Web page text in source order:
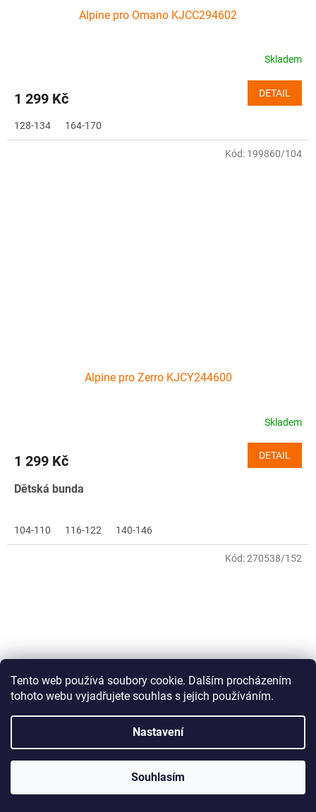
Tento web používá soubory cookie. Dalším procházením
tohoto webu vyjadřujete souhlas s jejich používáním.
Nastavení
Souhlasím
Alpine pro Omano KJCC294602
Skladem
1 299 Kč DETAIL
128-134 164-170
Alpine pro Zerro KJCY244600
Skladem
1 299 Kč DETAIL
Dětská bunda
104-110 116-122 140-146
Kód: 199860/104
Alpine pro Gerlo KJCG36D684
Kód:270538/152